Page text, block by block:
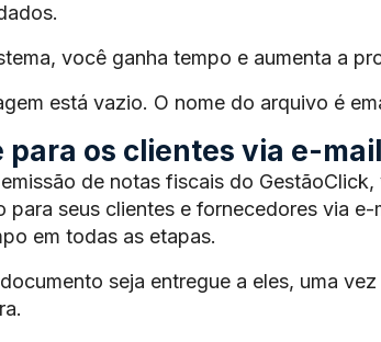
você ganha tempo e aumenta a
está vazio. O nome do arquivo é
para os clientes via e-mail
de notas fiscais do
para seus clientes e fornecedores via e-
em todas as etapas.
seja entregue a eles, uma